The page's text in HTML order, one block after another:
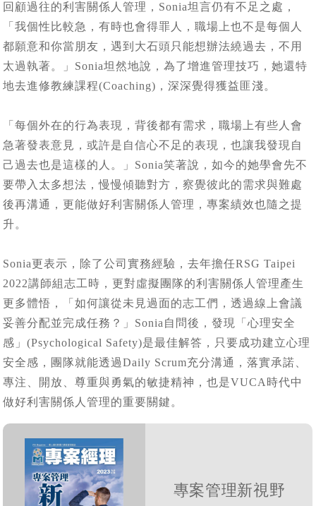
回顧過往的利害關係人管理，Sonia坦言仍有不足之處，
「我個性比較急，有時也會得罪人，職場上也不是每個人
都願意和你當朋友，遇到大石頭只能想辦法繞過去，不用
太過執著。」Sonia坦然地說，為了增進管理技巧，她還特
地去進修教練課程(Coaching)，深深覺得獲益匪淺。
「每個外在的行為表現，背後都有需求，職場上有些人會
急著發表意見，或許是自信心不足的表現，也讓我發現自
己過去也是這樣的人。」Sonia笑著說，如今的她學會先不
要帶入太多想法，慢慢傾聽對方，察覺彼此的需求與難處
後再溝通，更能做好利害關係人管理，專案績效也隨之提
升。
Sonia更表示，除了公司實務經驗，去年擔任RSG Taipei
2022講師組志工時，更對虛擬團隊的利害關係人管理產生
更多體悟，「如何讓從未見過面的志工們，透過線上會議
妥善分配並完成任務？」Sonia自問後，發現「心理安全
感」(Psychological Safety)是最佳解答，只要成功建立心理
安全感，團隊就能透過Daily Scrum充分溝通，落實承諾、
專注、開放、尊重與勇氣的敏捷精神，也是VUCA時代中
做好利害關係人管理的重要關鍵。
專案管理新視野